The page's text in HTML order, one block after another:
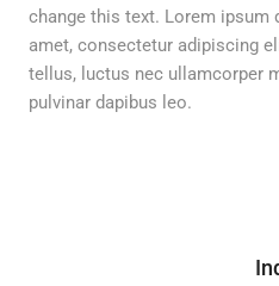
change this text. Lorem ipsum
amet, consectetur adipiscing
tellus, luctus nec ullamcorper
pulvinar dapibus leo.